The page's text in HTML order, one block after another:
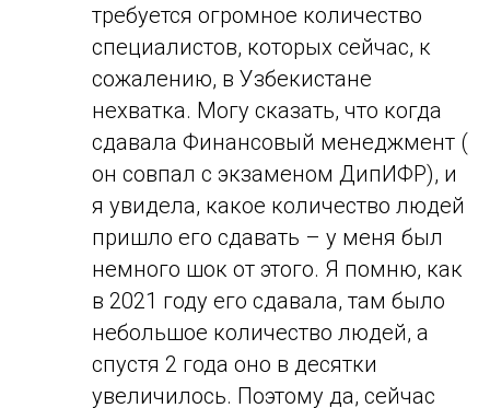
требуется огромное количество
специалистов, которых сейчас, к
сожалению, в Узбекистане
нехватка. Могу сказать, что когда
сдавала Финансовый менеджмент (
он совпал с экзаменом ДипИФР), и
я увидела, какое количество людей
пришло его сдавать – у меня был
немного шок от этого. Я помню, как
в 2021 году его сдавала, там было
небольшое количество людей, а
спустя 2 года оно в десятки
увеличилось. Поэтому да, сейчас